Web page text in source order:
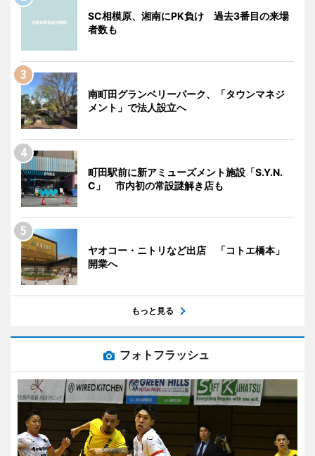
SC相模原、湘南にPK負け 過去3番目の来場
者数も
南町田グランベリーパーク、「タウンマネジ
メント」で法人設立へ
町田駅前に新アミューズメント施設「S.Y.N.
C」 市内初の常設謎解き店も
ヤオコー・ニトリなど出店 「コトエ橋本」
開業へ
もっと見る
フォトフラッシュ